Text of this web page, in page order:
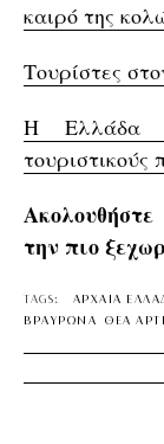
καιρό της
Τουρίστες
Η Ελλάδα
τουριστικούς
την πιο
TAGS: ΑΡΧΑΙΑ
ΒΡΑΥΡΩΝΑ
ΘΕΑ